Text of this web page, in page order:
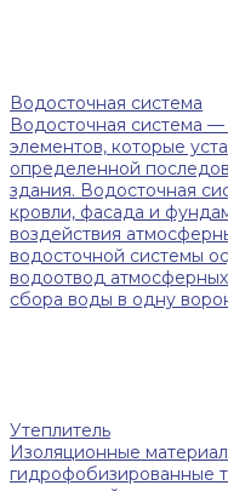
Водосточная система
Водосточная система —
элементов, которые
определенной
здания. Водосточная
кровли, фасада и
воздействия
водосточной системы
водоотвод
сбора воды в одну
Утеплитель
Изоляционные
гидрофобизированные